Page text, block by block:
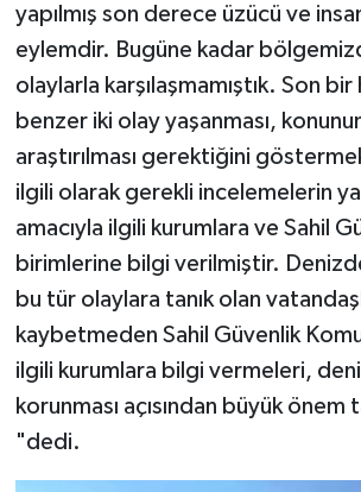
yapılmış son derece üzücü ve
eylemdir. Bugüne kadar
olaylarla karşılaşmamıştık. Son
benzer iki olay yaşanması,
araştırılması gerektiğini
ilgili olarak gerekli incelemelerin
amacıyla ilgili kurumlara ve Sahil
birimlerine bilgi verilmiştir.
bu tür olaylara tanık olan
kaybetmeden Sahil Güvenlik
ilgili kurumlara bilgi vermeleri, deniz
korunması açısından büyük önem
"dedi.